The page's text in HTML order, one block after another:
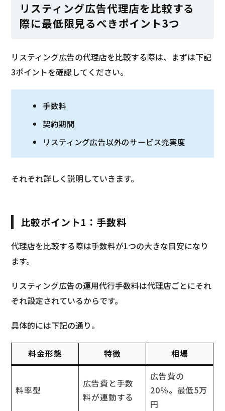
リスティング広告代理店を比較する
際に最低限見るべきポイント3つ
リスティング広告の代理店を比較する際は、まずは下記
3ポイントを確認してください。
手数料
契約期間
リスティング広告以外のサービス充実度
それぞれ詳しく説明していきます。
比較ポイント1：手数料
代理店を比較する際は手数料が1つの大きな目安になり
ます。
リスティング広告の運用代行手数料は代理店ごとにそれ
ぞれ設定されているからです。
具体的には下記の通り。
料金形態 特徴 相場
料率型
広告費と手数
料が連動する
広告費の
20％。最低5万
円